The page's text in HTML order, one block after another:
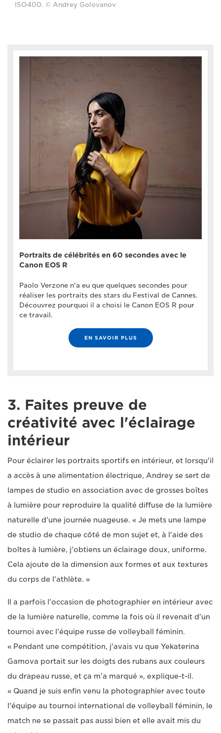
ISO400. © Andrey Golovanov
Portraits de célébrités en 60 secondes avec le
Canon EOS R
Paolo Verzone n'a eu que quelques secondes pour
réaliser les portraits des stars du Festival de Cannes.
Découvrez pourquoi il a choisi le Canon EOS R pour
ce travail.
EN SAVOIR PLUS
3. Faites preuve de
créativité avec l'éclairage
intérieur
Pour éclairer les portraits sportifs en intérieur, et lorsqu'il
a accès à une alimentation électrique, Andrey se sert de
lampes de studio en association avec de grosses boîtes
à lumière pour reproduire la qualité diffuse de la lumière
naturelle d'une journée nuageuse. « Je mets une lampe
de studio de chaque côté de mon sujet et, à l'aide des
boîtes à lumière, j'obtiens un éclairage doux, uniforme.
Cela ajoute de la dimension aux formes et aux textures
du corps de l'athlète. »
Il a parfois l'occasion de photographier en intérieur avec
de la lumière naturelle, comme la fois où il revenait d'un
tournoi avec l'équipe russe de volleyball féminin.
« Pendant une compétition, j'avais vu que Yekaterina
Gamova portait sur les doigts des rubans aux couleurs
du drapeau russe, et ça m'a marqué », explique-t-il.
« Quand je suis enfin venu la photographier avec toute
l'équipe au tournoi international de volleyball féminin, le
match ne se passait pas aussi bien et elle avait mis du